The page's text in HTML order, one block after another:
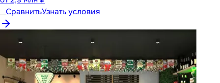
СравнитьУзнать условия